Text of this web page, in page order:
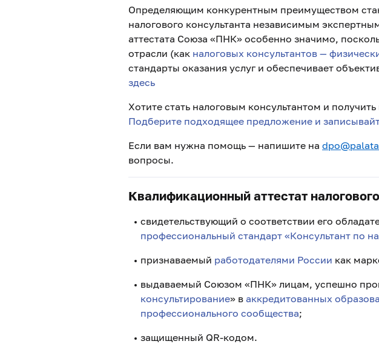
Определяющим конкурентным преимуществом
налогового консультанта независимым
аттестата Союза «ПНК» особенно значимо,
отрасли (как налоговых консультантов —
стандарты оказания услуг и обеспечивает
здесь
Хотите стать налоговым консультантом и
Подберите подходящее предложение и
Если вам нужна помощь — напишите на
вопросы.
Квалификационный аттестат
свидетельствующий о соответствии его
профессиональный стандарт «Консультант по
признаваемый работодателями России как
выдаваемый Союзом «ПНК» лицам, успешно
консультирование» в аккредитованных
профессионального сообщества;
защищенный QR-кодом.